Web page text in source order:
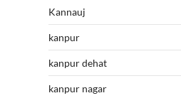
Kannauj
kanpur
kanpur dehat
kanpur nagar